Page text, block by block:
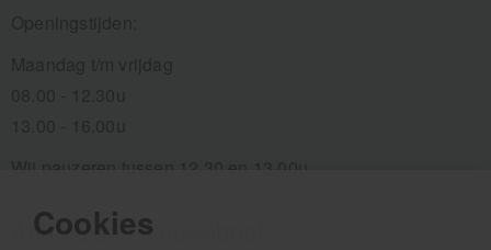
Cookies
Wij pauzeren tussen 12.30 en 13.00u
Aanmelden nieuwsbrief